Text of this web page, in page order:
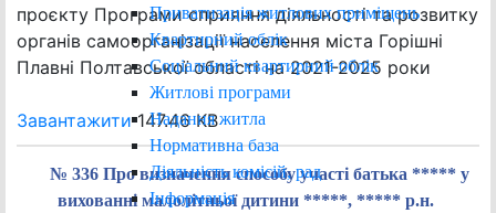
Приватизація житлових приміщень
Квартирний облік
Соціальний квартирний облік
Житлові програми
Надання житла
Нормативна база
Діяльність комісій, рад
Інформація
проєкту Програми сприяння діяльності та розвитку
органів самоорганізації населення міста Горішні
Плавні Полтавської області на 2021-2025 роки
Завантажити147.46 KB
№ 336 Про визначення способу участі батька ***** у
вихованні малолітньої дитини *****, ***** р.н.